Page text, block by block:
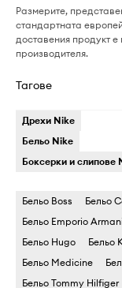
Размерите,
стандартната
доставения продукт
производителя.
Тагове
Дрехи Nike
Бельо Nike
Боксерки и слипове
Бельо Boss
Бельо
Бельо Emporio
Бельо Hugo
Бельо
Бельо Medicine
Бельо Tommy Hilfiger